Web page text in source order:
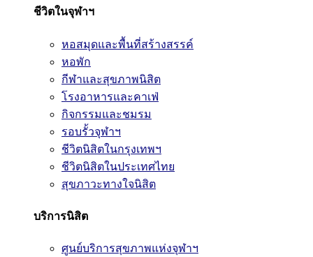
ชีวิตในจุฬาฯ
หอสมุดและพื้นที่สร้างสรรค์
หอพัก
กีฬาและสุขภาพนิสิต
โรงอาหารและคาเฟ่
กิจกรรมและชมรม
รอบรั้วจุฬาฯ
ชีวิตนิสิตในกรุงเทพฯ
ชีวิตนิสิตในประเทศไทย
สุขภาวะทางใจนิสิต
บริการนิสิต
ศูนย์บริการสุขภาพแห่งจุฬาฯ